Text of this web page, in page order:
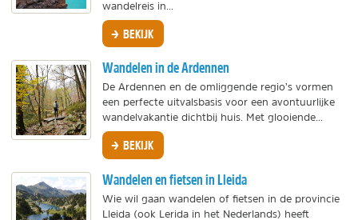
wandelreis in...
BEKIJK
Wandelen in de Ardennen
De Ardennen en de omliggende regio’s vormen
een perfecte uitvalsbasis voor een avontuurlijke
wandelvakantie dichtbij huis. Met glooiende...
BEKIJK
Wandelen en fietsen in Lleida
Wie wil gaan wandelen of fietsen in de provincie
Lleida (ook Lerida in het Nederlands) heeft